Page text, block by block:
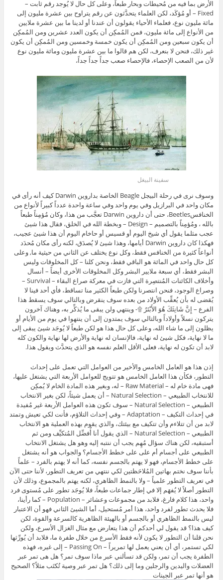
الأرض بما فيه من مُحيطات وبحار طبعاً، وعلى كل حال لا يُوجد رقم ثابت –
Fixed – أو مُؤكَد، لكن العلماء يتحدَّثون عن رقم يتراوح بين عشرة مليون إلى
مائة مليون نوع، فعلماء الأحياء يقولون أن عندنا أو لدينا ما بين عشرة ملايين
من الأنواع إلى مائة مليون، فمن المُمكِن أن يكون العدد عشرين ومن المُمكِن
أن يكون سبعين ومن المُمكِن أن يكون خمسة وخمسين ومن المُمكِن أن يكون
غير ذلك، فنحن لا بنعرف، لكن هم قالوا ما بين عشرة مليون ومائة مليون نوع
لأن من الصعب الإحصاء، فالإحصاء صعب جداً جداً جداً،
سفينة البيغل
وسوف نرى في رحلة البيجل Beagle الخاصة بداروين Darwin كيف أنه رأى في
مكان واحد في البرازيل وفي يوم واحد وفي ساعة واحدة عدداً كبيراً لأنواع من
الخنافسBeetles، حتى أن داروين Darwin تعجَّب من هذا، وكان مُؤمِناً طبعاً
بالله ، ومُؤمِناً بالتصميم – Design – وبخطة الله في الخلق، فقال هذا شيئ
عجب مثلما يقول أي شيخ اليوم أو قسيس أو حاخام اليوم أن هذا شيئ عجيب،
فهكذا كان داروين Darwin أيامها، وهذا شيئ لا يُصدَق، لكنه رأى مكان مُحدَد
أنواعاً كثيرة من الخنافس فقط، وكل نوع يختلف عن الثاني من حيثية ما, وعلى
كل حال واحد في المائة هو الباقي فقط، ونحن كلنا – كل المخلوقات وليس
البشر فقط، أي سبعة ملايير البشر وكل المخلوقات الأخرى أيضاً – أنسال
وأخلاف الكائنات المُنتصِرة التي فازت في معركة صراع البقاء – Survival –
وصراع الوجود، فنحن انتصرنا ولكن طبعاً الكثير منا تساقط، فأي أحد فينا لا
يُقضى له بأن يُعقِّب الأولاد من بعده سوف ينقرض وبالتالي سوف يسقط هذا
الفرع – إِنَّ شَانِئَكَ هُوَ الأَبْتَرُ ۩- وينتهي ولن يبقى ما يُذكِّر به، وهناك آخرون
يتركون نسلاً وأولاداً وبالتالي سوف يمتدون إلى أن ينتهوا في يوم من الأيام أو
يظلون إلى ما شاء الله، وعلى كل حال هذا هو لكن طبعاً لا يُوجَد شيئ يبقى إلى
ما لا نهاية، فكل شيئ له نهاية، فالإنسان له نهاية والأرض لها نهاية والكون كله
لابد أن تكون له نهاية، فعلى الأقل العلم نفسه هو الذي يتحدَّث ويقول هذا.
إذن هذا هو العامل الخامس والأخير من العوامل التي تعمل على إحداث
التطور، فكأن هذا العامل الخامس هو تتويج للعوامل الأربعة التي يشتغل عليها،
فهى مادة خام له – Raw Material – له، وبغير هذه المادة الخام لا يُمكِن
للانتخاب الطبيعي – Natural Selection – أن يعمل شيئاً، لكن بغير الانتخاب
الطبيعي – Natural Selection – سوف تكون هذه العوامل الأربعة غير مُفيدة
في إحداث التكيف – Adaptation – وفي إحداث التلاؤم، فأنت لكي تعيش وتمتد
لابد من أن تتلاءم وأن تتكيف مع بيئتك، والذي يقوم بهذه العملية هو الانتخاب
الطبيعي – Natural Selection – الذي يقول أنا أُفضِّل المُتكيِّف ومن ثم
أستبقيه، لكن هناك سؤال مُهِم يجب أن ننتبه إليه وهو هل يشتغل الانتخاب
الطبيعي على أجسام أم على على خطط الأجسام؟ والجواب هو أنه يشتغل
على خطط الأجسام، فهو لا يهتم بالجسم نفسه، كما أنه لا يهتم بالفرد – علماً
بأننا سوف نختم بهاتين المُلاحَظتين لكي ننتهي من تعريف التطور، لأننا حتى الآن
في تعريف التطور علمياً – ولا بالنمط الظاهري، لكنه يهتم بالمجموع، وذلك لأن
التطور أصلاً لا يُفهَم إلا في إطار جماعات طبعاً، فلا يُوجَد تطور على مُستوى فرد
واحد، هذا كلام فارغ، فلابد من مجموعات وعشائر – Population – كما رأينا،
فلا يحدث تطور لفرد واحد، هذا أمر مُستحيل، أما الشيئ الثاني فهو أن الاعتبار
ليس بالنمط الظاهري أو بالجسم أو بالهيئة الظاهرية كالسرعة والقوة، لكن
كيف هذا؟ قد يقول لي أحدكم أن هذا يتعارض مع مثال الغزال الأسرع، ولكن
نحن قلنا أن التطور لا يكون لأنه فقط الأسرع من خلال طفرة ما، فلابد أن يُورِّثها
لكي تستمر، أي أن يعني يعمل لها تمريراً – Passing On – إلى غيره، فهذه
الطفرة يجب أن تمر، ولكن قد تسألني عبر ماذا سوف تمر؟ هل هى تمر عبر
العضلات واليدين والرجلين وما إلى ذلك؟ هل تمر عبر وصية تُكتَب مثلاً؟ الصحيح
هو أنها تمر عبر الجينات